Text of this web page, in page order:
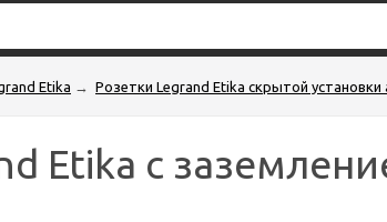
Etika → Розетки Legrand Etika скрытой установки
Etika с